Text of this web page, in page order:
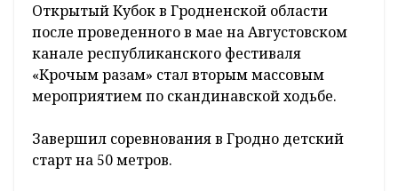
Открытый Кубок в Гродненской области
после проведенного в мае на Августовском
канале республиканского фестиваля
«Крочым разам» стал вторым массовым
мероприятием по скандинавской ходьбе.
Завершил соревнования в Гродно детский
старт на 50 метров.